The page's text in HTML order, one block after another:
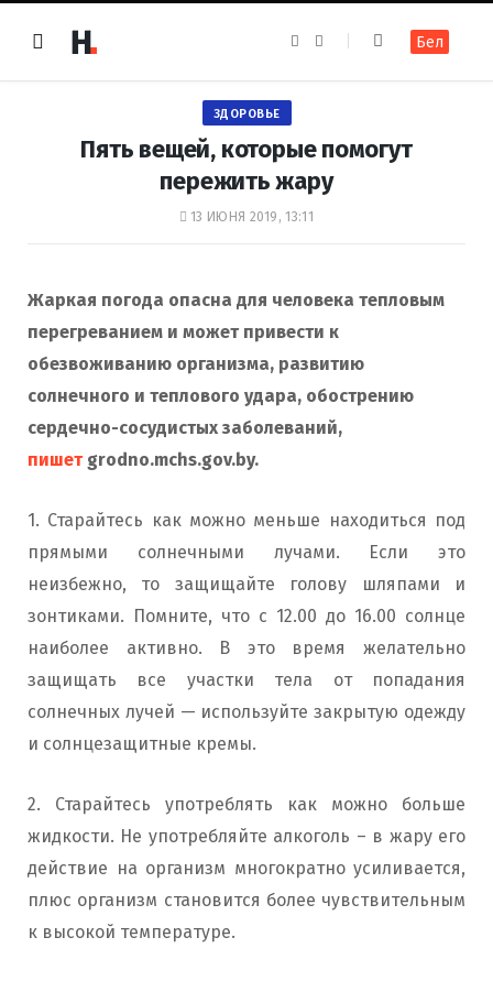
e
k
t
a
m
Бел
ЗДОРОВЬЕ
Пять вещей, которые помогут
пережить жару
13 ИЮНЯ 2019, 13:11
Жаркая погода опасна для человека тепловым
перегреванием и может привести к
обезвоживанию организма, развитию
солнечного и теплового удара, обострению
сердечно-сосудистых заболеваний,
пишетgrodno.mchs.gov.by.
1. Старайтесь как можно меньше находиться под
прямыми солнечными лучами. Если это
неизбежно, то защищайте голову шляпами и
зонтиками. Помните, что с 12.00 до 16.00 солнце
наиболее активно. В это время желательно
защищать все участки тела от попадания
солнечных лучей — используйте закрытую одежду
и солнцезащитные кремы.
2. Старайтесь употреблять как можно больше
жидкости. Не употребляйте алкоголь – в жару его
действие на организм многократно усиливается,
плюс организм становится более чувствительным
к высокой температуре.